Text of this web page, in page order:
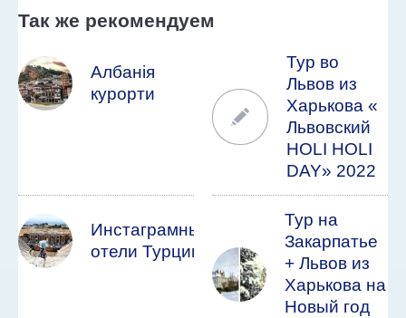
Так же рекомендуем
Албанія
курорти
Тур во
Львов из
Харькова «
Львовский
HOLI HOLI
DAY» 2022
Инстаграмные
отели Турции
Тур на
Закарпатье
+ Львов из
Харькова на
Новый год